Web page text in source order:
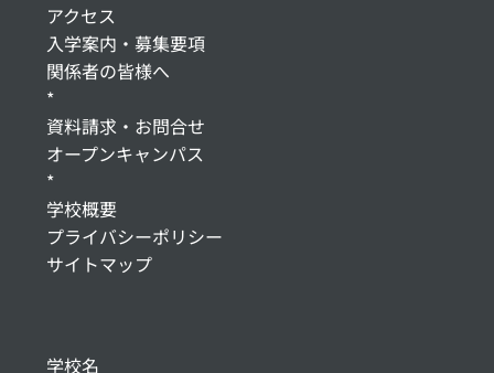
アクセス
入学案内・募集要項
関係者の皆様へ
*
資料請求・お問合せ
オープンキャンパス
*
学校概要
プライバシーポリシー
サイトマップ
学校名